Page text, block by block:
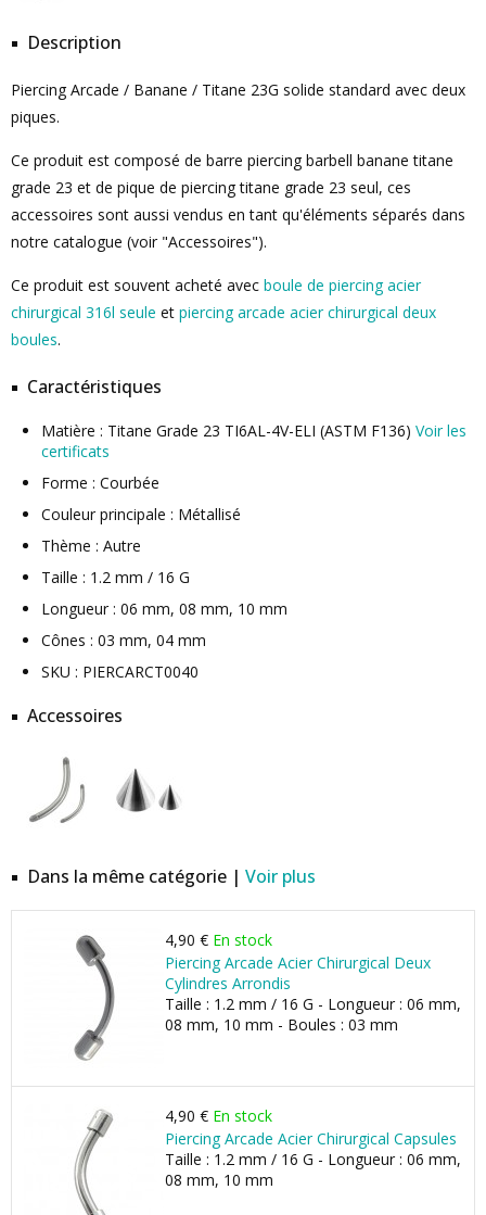
Description
Piercing Arcade / Banane / Titane 23G solide standard avec deux
piques.
Ce produit est composé de barre piercing barbell banane titane
grade 23 et de pique de piercing titane grade 23 seul, ces
accessoires sont aussi vendus en tant qu'éléments séparés dans
notre catalogue (voir "Accessoires").
Ce produit est souvent acheté avec boule de piercing acier
chirurgical 316l seule et piercing arcade acier chirurgical deux
boules.
Caractéristiques
Matière : Titane Grade 23 TI6AL-4V-ELI (ASTM F136) Voir les
certificats
Forme : Courbée
Couleur principale : Métallisé
Thème : Autre
Taille : 1.2 mm / 16 G
Longueur : 06 mm, 08 mm, 10 mm
Cônes : 03 mm, 04 mm
SKU : PIERCARCT0040
Accessoires
Dans la même catégorie | Voir plus
4,90 € En stock
Piercing Arcade Acier Chirurgical Deux
Cylindres Arrondis
Taille : 1.2 mm / 16 G - Longueur : 06 mm,
08 mm, 10 mm - Boules : 03 mm
4,90 € En stock
Piercing Arcade Acier Chirurgical Capsules
Taille : 1.2 mm / 16 G - Longueur : 06 mm,
08 mm, 10 mm